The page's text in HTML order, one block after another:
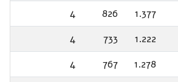
1.377
826
4
1.222
733
4
1.278
767
4